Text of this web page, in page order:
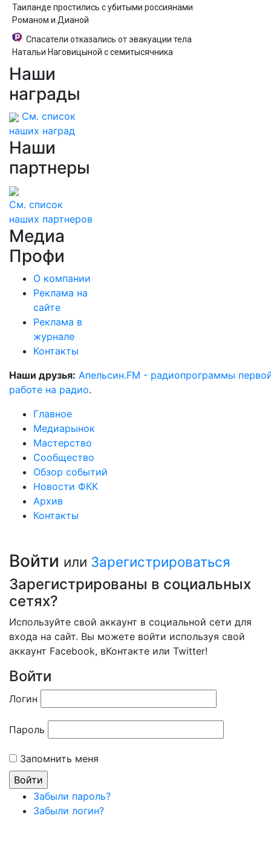
Таиланде простились с убитыми россиянами
Романом и Дианой
Спасатели отказались от эвакуации тела
Натальи Наговицыной с семитысячника
В Смоленске под рухнувшими деревьями
Наши
награды
См. список
наших наград
Наши
партнеры
См. список
наших партнеров
Медиа
Профи
О компании
Реклама на
сайте
Реклама в
журнале
Контакты
Наши друзья: Апельсин.FM - радиопрограммы
работе на радио.
Главное
Медиарынок
Мастерство
Сообщество
Обзор событий
Новости ФКК
Архив
Контакты
Войти или Зарегистрироваться
Зарегистрированы в социальных
сетях?
Используйте свой аккаунт в социальной сети для
входа на сайт. Вы можете войти используя свой
аккаунт Facebook, вКонтакте или Twitter!
Войти
Логин
Пароль
Запомнить меня
Забыли пароль?
Забыли логин?